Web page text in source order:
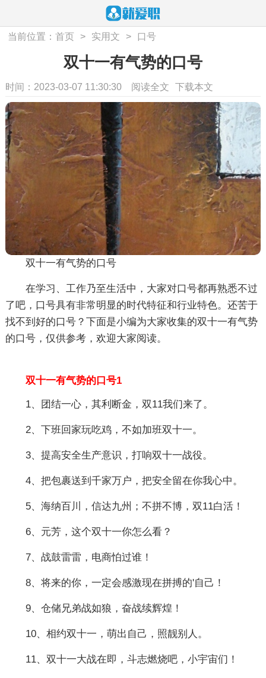
当前位置：首页 > 实用文 > 口号
双十一有气势的口号
时间：2023-03-07 11:30:30 阅读全文 下载本文
双十一有气势的口号
在学习、工作乃至生活中，大家对口号都再熟悉不过
了吧，口号具有非常明显的时代特征和行业特色。还苦于
找不到好的口号？下面是小编为大家收集的双十一有气势
的口号，仅供参考，欢迎大家阅读。
双十一有气势的口号1
1、团结一心，其利断金，双11我们来了。
2、下班回家玩吃鸡，不如加班双十一。
3、提高安全生产意识，打响双十一战役。
4、把包裹送到千家万户，把安全留在你我心中。
5、海纳百川，信达九州；不拼不博，双11白活！
6、元芳，这个双十一你怎么看？
7、战鼓雷雷，电商怕过谁！
8、将来的你，一定会感激现在拼搏的'自己！
9、仓储兄弟战如狼，奋战续辉煌！
10、相约双十一，萌出自己，照靓别人。
11、双十一大战在即，斗志燃烧吧，小宇宙们！